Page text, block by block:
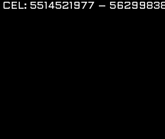
CEL: 5514521977 –